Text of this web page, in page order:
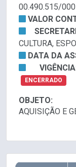
00.490.515/
VALOR
CULTURA,
DATA DA
ENCERRADO
OBJETO:
AQUISIÇÃO E